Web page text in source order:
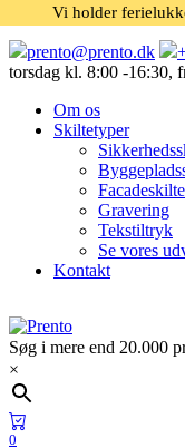
Vi holder
prento@prento.dk
torsdag kl. 8:00 -16:30,
Om os
Skiltetyper
Facadeskilte
Gravering
Tekstiltryk
Se vores
Kontakt
Søg i mere end 20.000
×
0